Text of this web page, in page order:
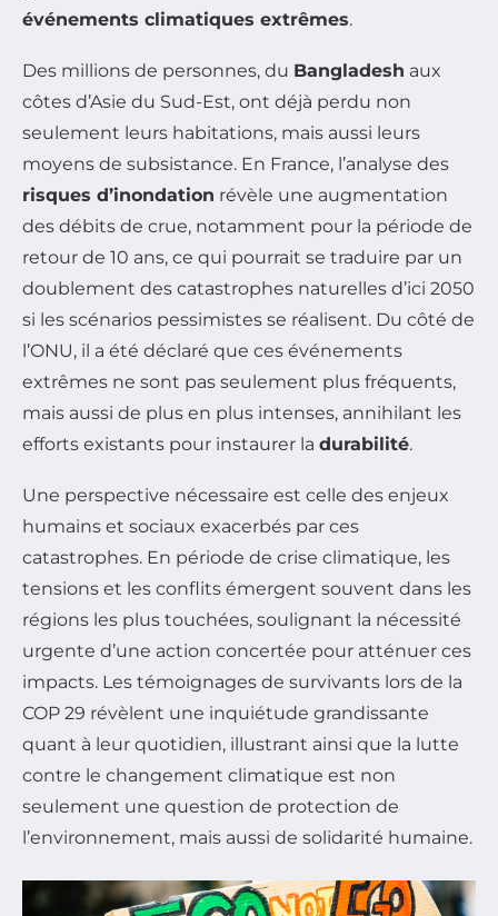
événements climatiques extrêmes.
Des millions de personnes, du Bangladesh aux
côtes d’Asie du Sud-Est, ont déjà perdu non
seulement leurs habitations, mais aussi leurs
moyens de subsistance. En France, l’analyse des
risques d’inondation révèle une augmentation
des débits de crue, notamment pour la période de
retour de 10 ans, ce qui pourrait se traduire par un
doublement des catastrophes naturelles d’ici 2050
si les scénarios pessimistes se réalisent. Du côté de
l’ONU, il a été déclaré que ces événements
extrêmes ne sont pas seulement plus fréquents,
mais aussi de plus en plus intenses, annihilant les
efforts existants pour instaurer la durabilité.
Une perspective nécessaire est celle des enjeux
humains et sociaux exacerbés par ces
catastrophes. En période de crise climatique, les
tensions et les conflits émergent souvent dans les
régions les plus touchées, soulignant la nécessité
urgente d’une action concertée pour atténuer ces
impacts. Les témoignages de survivants lors de la
COP 29 révèlent une inquiétude grandissante
quant à leur quotidien, illustrant ainsi que la lutte
contre le changement climatique est non
seulement une question de protection de
l’environnement, mais aussi de solidarité humaine.